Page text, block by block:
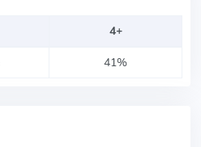
4+
41%